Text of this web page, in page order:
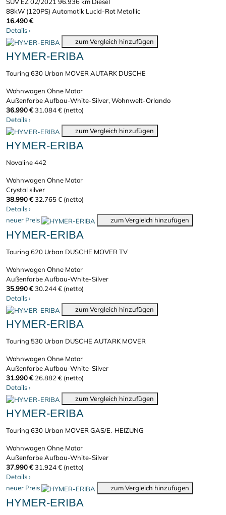
SUV EZ 02/2021 96.936 km Diesel
88kW (120PS) Automatik Lucid-Rot Metallic
16.490 €
Details›
zum Vergleich hinzufügen
HYMER-ERIBA
Touring 630 Urban MOVER AUTARK DUSCHE
Wohnwagen Ohne Motor
Außenfarbe Aufbau-White-Silver, Wohnwelt-Orlando
36.990 €31.084 € (netto)
Details›
zum Vergleich hinzufügen
HYMER-ERIBA
Novaline 442
Wohnwagen Ohne Motor
Crystal silver
38.990 €32.765 € (netto)
Details›
neuer Preis
zum Vergleich hinzufügen
HYMER-ERIBA
Touring 620 Urban DUSCHE MOVER TV
Wohnwagen Ohne Motor
Außenfarbe Aufbau-White-Silver
35.990 €30.244 € (netto)
Details›
zum Vergleich hinzufügen
HYMER-ERIBA
Touring 530 Urban DUSCHE AUTARK MOVER
Wohnwagen Ohne Motor
Außenfarbe Aufbau-White-Silver
31.990 € 26.882 € (netto)
Details›
zum Vergleich hinzufügen
HYMER-ERIBA
Touring 630 Urban MOVER GAS/E.-HEIZUNG
Wohnwagen Ohne Motor
Außenfarbe Aufbau-White-Silver
37.990 €31.924 € (netto)
Details›
neuer Preis
zum Vergleich hinzufügen
HYMER-ERIBA